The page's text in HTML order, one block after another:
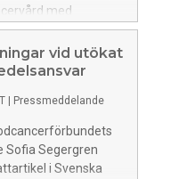
med
i framtiden.
vid utökat
Pressmeddelande
Sofia Segergren
i Svenska